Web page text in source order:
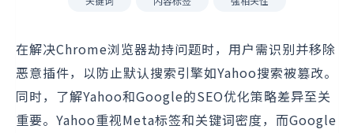
在解决Chrome浏览器劫持问题时，用户需识别并移除
恶意插件，以防止默认搜索引擎如Yahoo搜索被篡改。
同时，了解Yahoo和Google的SEO优化策略差异至关
重要。Yahoo重视Meta标签和关键词密度，而Google